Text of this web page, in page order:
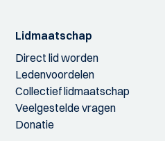
Lidmaatschap
Direct lid worden
Ledenvoordelen
Collectief lidmaatschap
Veelgestelde vragen
Donatie